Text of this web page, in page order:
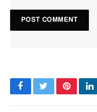
FacebookTwitterPinterest